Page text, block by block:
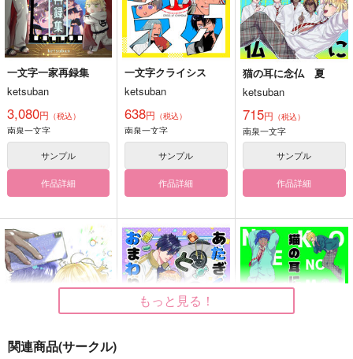
一文字一家再録集
ketsuban
3,080円 （税込）
南泉一文字
サンプル
作品詳細
一文字クライシス
ketsuban
638円 （税込）
南泉一文字
サンプル
作品詳細
猫の耳に念仏 夏
ketsuban
715円 （税込）
南泉一文字
サンプル
作品詳細
もっと見る！
関連商品(サークル)